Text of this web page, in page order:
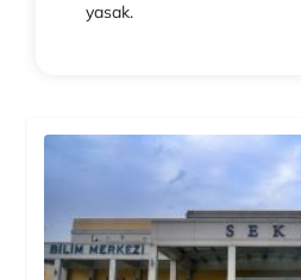
yasak.